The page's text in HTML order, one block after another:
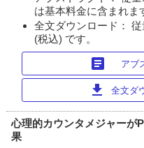
は基本料金に含まれま
全文ダウンロード：
(税込) です。
article アブ
download 全文ダ
心理的カウンタメジャーが
果